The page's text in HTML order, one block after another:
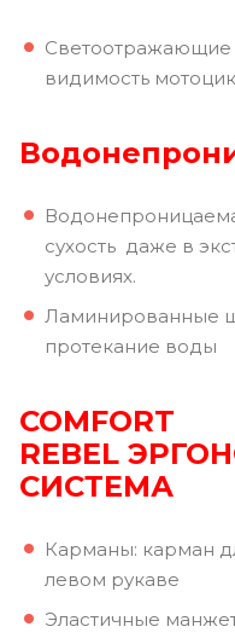
видимость
сухость даже в
условиях.
Ламинированные
протекание воды
COMFORT
REBEL
СИСТЕМА
Карманы: карман
левом рукаве
Эластичные